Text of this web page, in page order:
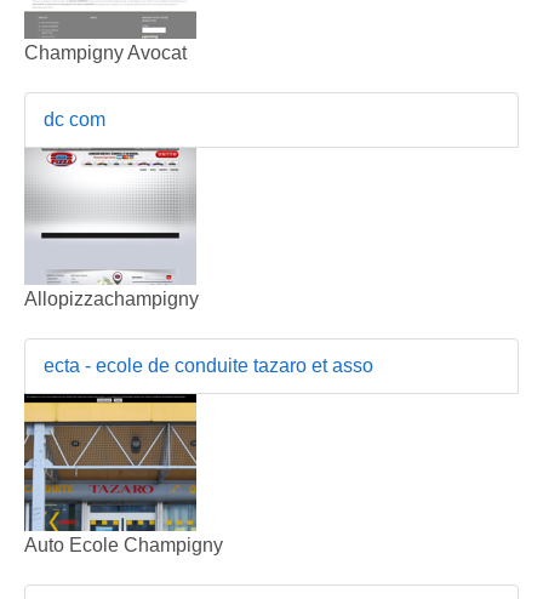
Champigny Avocat
dc com
Allopizzachampigny
ecta - ecole de conduite tazaro et asso
Auto Ecole Champigny